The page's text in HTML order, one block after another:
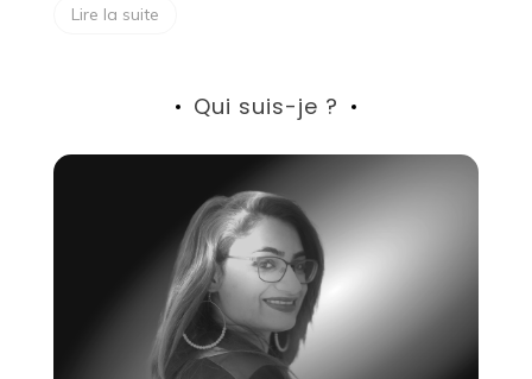
Lire la suite
Qui suis-je ?